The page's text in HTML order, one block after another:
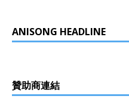
ANISONG HEADLINE
贊助商連結